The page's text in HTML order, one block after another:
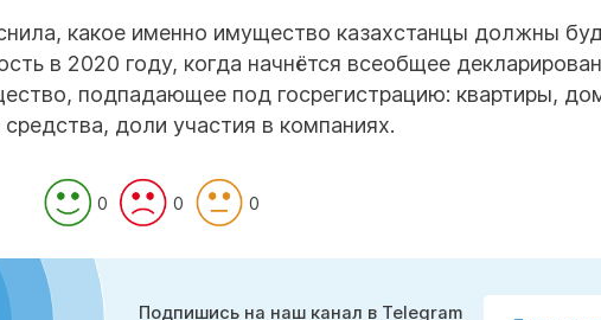
какое именно имущество казахстанцы должны
в 2020 году, когда начнётся всеобщее
подпадающее под госрегистрацию: квартиры,
доли участия в компаниях.
0 0 0
Подпишись на наш канал в Telegram